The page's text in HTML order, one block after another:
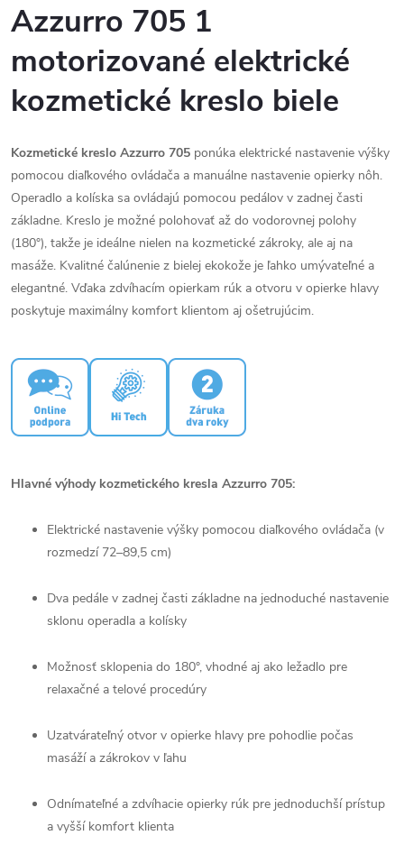
Azzurro 705 1
motorizované elektrické
kozmetické kreslo biele
Kozmetické kreslo Azzurro 705 ponúka elektrické nastavenie výšky
pomocou diaľkového ovládača a manuálne nastavenie opierky nôh.
Operadlo a kolíska sa ovládajú pomocou pedálov v zadnej časti
základne. Kreslo je možné polohovať až do vodorovnej polohy
(180°), takže je ideálne nielen na kozmetické zákroky, ale aj na
masáže. Kvalitné čalúnenie z bielej ekokože je ľahko umývateľné a
elegantné. Vďaka zdvíhacím opierkam rúk a otvoru v opierke hlavy
poskytuje maximálny komfort klientom aj ošetrujúcim.
Hlavné výhody kozmetického kresla Azzurro 705:
Elektrické nastavenie výšky pomocou diaľkového ovládača (v
rozmedzí 72–89,5 cm)
Dva pedále v zadnej časti základne na jednoduché nastavenie
sklonu operadla a kolísky
Možnosť sklopenia do 180°, vhodné aj ako ležadlo pre
relaxačné a telové procedúry
Uzatvárateľný otvor v opierke hlavy pre pohodlie počas
masáží a zákrokov v ľahu
Odnímateľné a zdvíhacie opierky rúk pre jednoduchší prístup
a vyšší komfort klienta